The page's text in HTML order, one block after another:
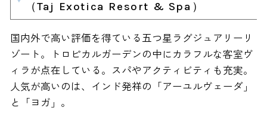
（Taj Exotica Resort & Spa）
国内外で高い評価を得ている五つ星ラグジュアリーリ
ゾート。トロピカルガーデンの中にカラフルな客室ヴ
ィラが点在している。スパやアクティビティも充実。
人気が高いのは、インド発祥の「アーユルヴェーダ」
と「ヨガ」。